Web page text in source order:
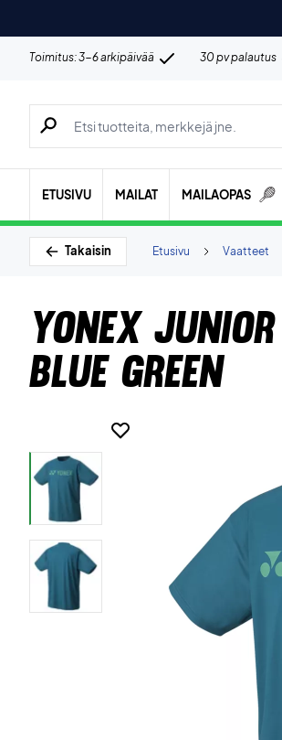
Toimitus: 3-6 arkipäivää 30 pv palautus
Hae tuotteita, merkkejä jne.
ETUSIVU MAILAT MAILAOPAS
Takaisin Vaatteet
Etusivu
Yonex
Blue Green